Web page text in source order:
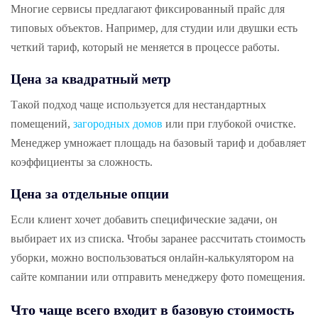
Многие сервисы предлагают фиксированный прайс для
типовых объектов. Например, для студии или двушки есть
четкий тариф, который не меняется в процессе работы.
Цена за квадратный метр
Такой подход чаще используется для нестандартных
помещений, загородных домов или при глубокой очистке.
Менеджер умножает площадь на базовый тариф и добавляет
коэффициенты за сложность.
Цена за отдельные опции
Если клиент хочет добавить специфические задачи, он
выбирает их из списка. Чтобы заранее рассчитать стоимость
уборки, можно воспользоваться онлайн-калькулятором на
сайте компании или отправить менеджеру фото помещения.
Что чаще всего входит в базовую стоимость